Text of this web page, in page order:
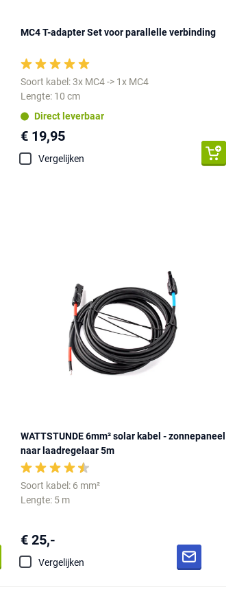
MC4 T-adapter Set voor parallelle verbinding
Soort kabel: 3x MC4 -> 1x MC4
Lengte: 10 cm
Direct leverbaar
€ 19,95
Vergelijken
WATTSTUNDE 6mm² solar kabel - zonnepaneel
naar laadregelaar 5m
Soort kabel: 6 mm²
Lengte: 5 m
€ 25,-
Vergelijken